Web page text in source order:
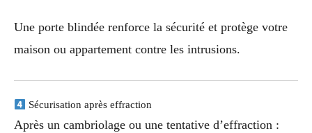
Une porte blindée renforce la sécurité et protège votre
maison ou appartement contre les intrusions.
Sécurisation après effraction
Après un cambriolage ou une tentative d’effraction :